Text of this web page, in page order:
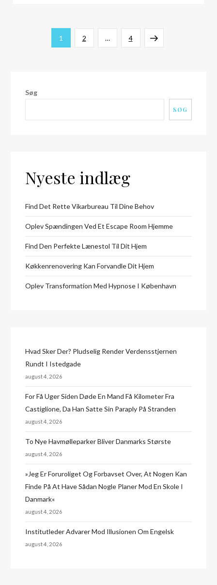
Indlægsinddeling
Page
1 Page
2 … Page
4 Next
Søg
SØG
Nyeste indlæg
Find Det Rette Vikarbureau Til Dine Behov
Oplev Spændingen Ved Et Escape Room Hjemme
Find Den Perfekte Lænestol Til Dit Hjem
Køkkenrenovering Kan Forvandle Dit Hjem
Oplev Transformation Med Hypnose I København
Hvad Sker Der? Pludselig Render Verdensstjernen
Rundt I Istedgade
august 4, 2026
For Få Uger Siden Døde En Mand Få Kilometer Fra
Castiglione, Da Han Satte Sin Paraply På Stranden
august 4, 2026
To Nye Havmølleparker Bliver Danmarks Største
august 4, 2026
»Jeg Er Foruroliget Og Forbavset Over, At Nogen Kan
Finde På At Have Sådan Nogle Planer Mod En Skole I
Danmark«
august 4, 2026
Institutleder Advarer Mod Illusionen Om Engelsk
august 4, 2026